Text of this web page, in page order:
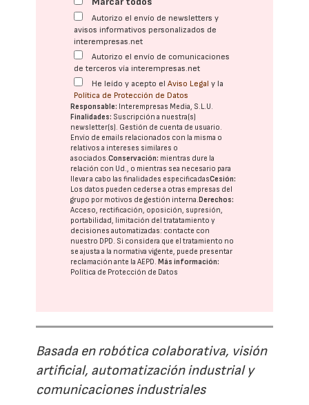
Autorizo el envío de newsletters y
avisos informativos personalizados de
interempresas.net
Autorizo el envío de comunicaciones
de terceros vía interempresas.net
He leído y acepto elAviso Legal y la
Política de Protección de Datos
Responsable: Interempresas Media, S.L.U.
Finalidades: Suscripción a nuestra(s)
newsletter(s). Gestión de cuenta de usuario.
Envío de emails relacionados con la misma o
relativos a intereses similares o
asociados.Conservación: mientras dure la
relación con Ud., o mientras sea necesario para
llevar a cabo las finalidades especificadasCesión:
Los datos pueden cederse a otras empresas del
grupo por motivos de gestión interna.Derechos:
Acceso, rectificación, oposición, supresión,
portabilidad, limitación del tratatamiento y
decisiones automatizadas: contacte con
nuestro DPD. Si considera que el tratamiento no
se ajusta a la normativa vigente, puede presentar
reclamación ante laAEPD.Más información:
Política de Protección de Datos
Basada en robótica colaborativa, visión
artificial, automatización industrial y
comunicaciones industriales